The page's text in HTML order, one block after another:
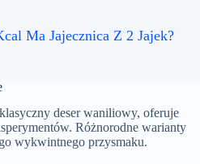
Ma Jajecznica Z 2 Jajek?
deser waniliowy, oferuje
Różnorodne warianty
wykwintnego przysmaku.